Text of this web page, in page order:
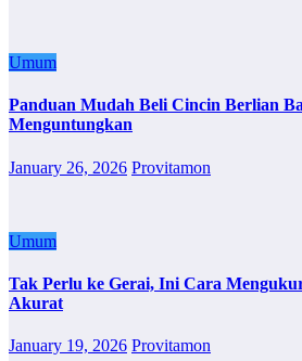
Umum
Panduan Mudah Beli Cincin Berlian
Menguntungkan
January 26, 2026 Provitamon
Umum
Tak Perlu ke Gerai, Ini Cara
Akurat
January 19, 2026 Provitamon